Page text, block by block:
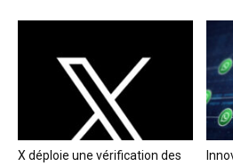
X déploie une vérification des